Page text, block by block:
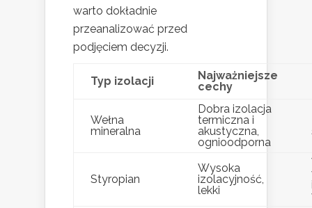
warto dokładnie
przeanalizować przed
podjęciem decyzji.
Typ izolacji
Najważniejsze
cechy
Wełna
mineralna
Dobra izolacja
termiczna i
akustyczna,
ognioodporna
Styropian
Wysoka
izolacyjność,
lekki